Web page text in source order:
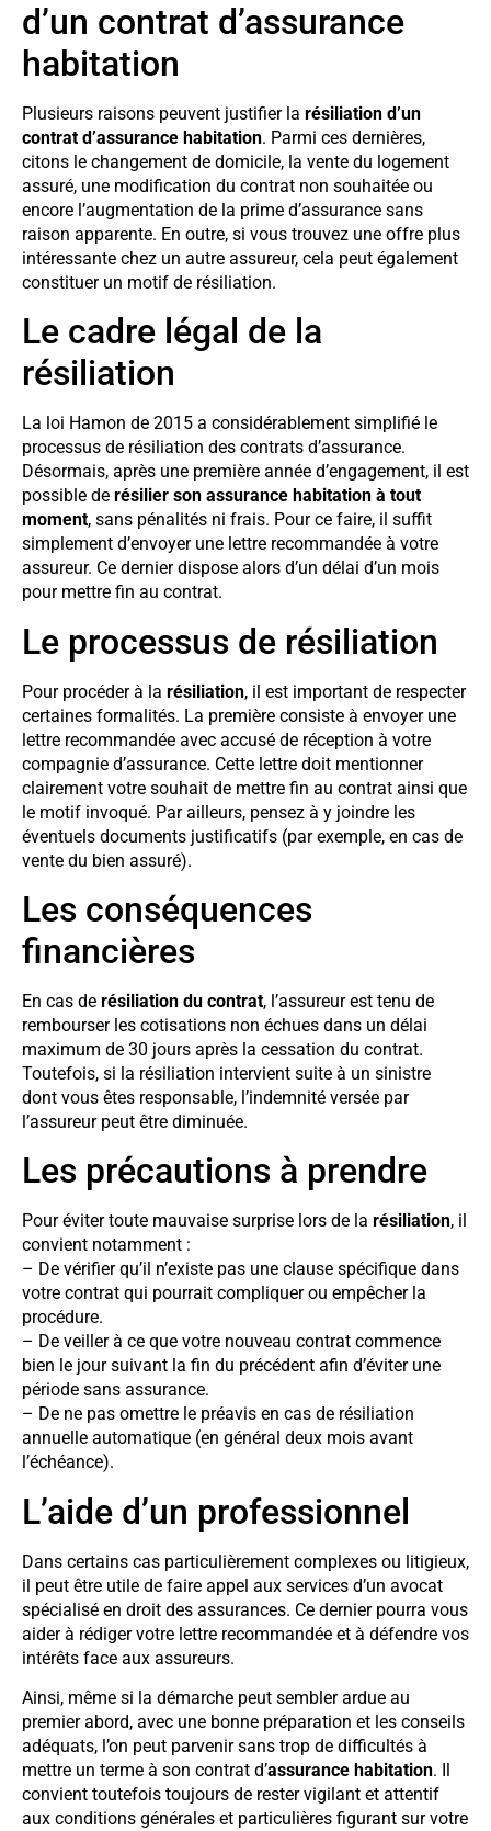
d’un contrat d’assurance
habitation
Plusieurs raisons peuvent justifier la résiliation d’un
contrat d’assurance habitation. Parmi ces dernières,
citons le changement de domicile, la vente du logement
assuré, une modification du contrat non souhaitée ou
encore l’augmentation de la prime d’assurance sans
raison apparente. En outre, si vous trouvez une offre plus
intéressante chez un autre assureur, cela peut également
constituer un motif de résiliation.
Le cadre légal de la
résiliation
La loi Hamon de 2015 a considérablement simplifié le
processus de résiliation des contrats d’assurance.
Désormais, après une première année d’engagement, il est
possible de résilier son assurance habitation à tout
moment, sans pénalités ni frais. Pour ce faire, il suffit
simplement d’envoyer une lettre recommandée à votre
assureur. Ce dernier dispose alors d’un délai d’un mois
pour mettre fin au contrat.
Le processus de résiliation
Pour procéder à la résiliation, il est important de respecter
certaines formalités. La première consiste à envoyer une
lettre recommandée avec accusé de réception à votre
compagnie d’assurance. Cette lettre doit mentionner
clairement votre souhait de mettre fin au contrat ainsi que
le motif invoqué. Par ailleurs, pensez à y joindre les
éventuels documents justificatifs (par exemple, en cas de
vente du bien assuré).
Les conséquences
financières
En cas de résiliation du contrat, l’assureur est tenu de
rembourser les cotisations non échues dans un délai
maximum de 30 jours après la cessation du contrat.
Toutefois, si la résiliation intervient suite à un sinistre
dont vous êtes responsable, l’indemnité versée par
l’assureur peut être diminuée.
Les précautions à prendre
Pour éviter toute mauvaise surprise lors de la résiliation, il
convient notamment :
– De vérifier qu’il n’existe pas une clause spécifique dans
votre contrat qui pourrait compliquer ou empêcher la
procédure.
– De veiller à ce que votre nouveau contrat commence
bien le jour suivant la fin du précédent afin d’éviter une
période sans assurance.
– De ne pas omettre le préavis en cas de résiliation
annuelle automatique (en général deux mois avant
l’échéance).
L’aide d’un professionnel
Dans certains cas particulièrement complexes ou litigieux,
il peut être utile de faire appel aux services d’un avocat
spécialisé en droit des assurances. Ce dernier pourra vous
aider à rédiger votre lettre recommandée et à défendre vos
intérêts face aux assureurs.
Ainsi, même si la démarche peut sembler ardue au
premier abord, avec une bonne préparation et les conseils
adéquats, l’on peut parvenir sans trop de difficultés à
mettre un terme à son contrat d’assurance habitation. Il
convient toutefois toujours de rester vigilant et attentif
aux conditions générales et particulières figurant sur votre